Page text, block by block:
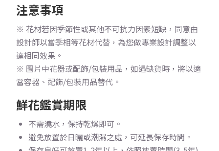
注意事項
※ 花材若因季節性或其他不可抗力因素短缺，同意由
設計師以當季相等花材代替，為您做專業設計調整以
達相同效果。
※ 圖片中花器或配飾/包裝用品，如遇缺貨時，將以適
當容器、配飾/包裝用品替代。
鮮花鑑賞期限
不需澆水，保持乾燥即可。
避免放置於日曬或潮濕之處，可延長保存時間。